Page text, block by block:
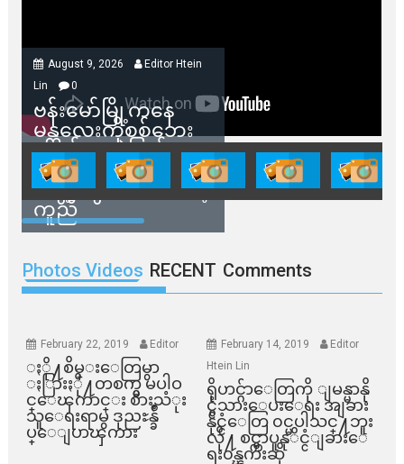
August 9, 2026
Editor Htein
Lin
0
ဗန်းမော်မြို့ကနေ
မန္တလေးကိုစစ်ဘေး
ရှောင်နေတဲ့ပြည်သူ
တွေအတွက် ရှမ်းနီ
အဖွဲ့တွေက ထောက်ပံ့
ကူညီ
Photos Videos RECENT Comments
February 22, 2019 Editor
ႏို႔စိမ္းေတြမွာ
ႏြားႏို႔တစက္မွ မပါဝ
င္ေၾကာင္း စားသံုး
သူေရးရာမွ ဒုညႊန္ခ်ဳ
ပ္ေျပာၾကား
February 14, 2019
Editor
Htein Lin
ရိုဟင္ဂ်ာေတြကို ျမန္မာနို
င္ငံသားေပးေရး အျခား
နိုင္ငံေတြ ၀င္မပါသင္႔ဘူး
လို႔ စင္ကာပူနုိင္ငံျခားေ
ရး၀န္ၾကီးဆို